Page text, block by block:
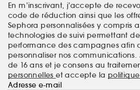
En m’inscrivant, j’accepte de
code de réduction ainsi que les
Sephora personnalisées y compris
technologies de suivi permettant
performance des campagnes afin
personnaliser nos
de 16 ans et je consens au
personnelleset accepte la
Adresse e-mail